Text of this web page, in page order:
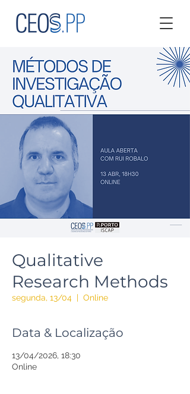
Qualitative
Research Methods
segunda, 13/04
  |
Online
Data & Localização
13/04/2026, 18:30
Online